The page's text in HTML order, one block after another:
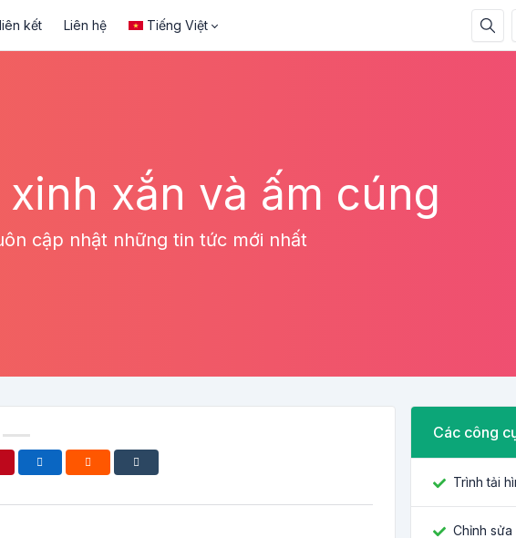
kết Liên hệ Tiếng Việt
xinh xắn và ấm cúng
cập nhật những tin tức mới nhất
Các công
Chỉnh sửa